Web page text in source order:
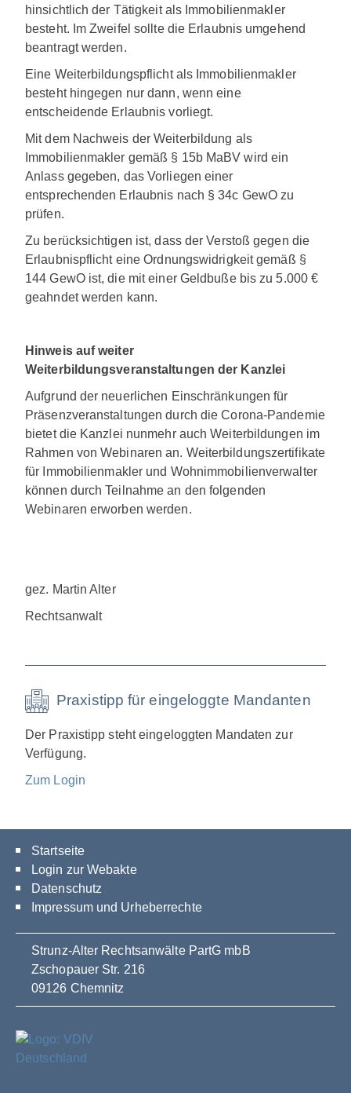
hinsichtlich der Tätigkeit als Immobilienmakler
besteht. Im Zweifel sollte die Erlaubnis umgehend
beantragt werden.
Eine Weiterbildungspflicht als Immobilienmakler
besteht hingegen nur dann, wenn eine
entscheidende Erlaubnis vorliegt.
Mit dem Nachweis der Weiterbildung als
Immobilienmakler gemäß § 15b MaBV wird ein
Anlass gegeben, das Vorliegen einer
entsprechenden Erlaubnis nach § 34c GewO zu
prüfen.
Zu berücksichtigen ist, dass der Verstoß gegen die
Erlaubnispflicht eine Ordnungswidrigkeit gemäß §
144 GewO ist, die mit einer Geldbuße bis zu 5.000 €
geahndet werden kann.
Hinweis auf weiter
Weiterbildungsveranstaltungen der Kanzlei
Aufgrund der neuerlichen Einschränkungen für
Präsenzveranstaltungen durch die Corona-Pandemie
bietet die Kanzlei nunmehr auch Weiterbildungen im
Rahmen von Webinaren an. Weiterbildungszertifikate
für Immobilienmakler und Wohnimmobilienverwalter
können durch Teilnahme an den folgenden
Webinaren erworben werden.
gez. Martin Alter
Rechtsanwalt
Praxistipp für eingeloggte Mandanten
Der Praxistipp steht eingeloggten Mandaten zur
Verfügung.
Zum Login
Startseite
Login zur Webakte
Datenschutz
Impressum und Urheberrechte
Strunz-Alter Rechtsanwälte PartG mbB
Zschopauer Str. 216
09126 Chemnitz